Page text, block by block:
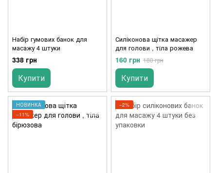
Набір гумових банок для
масажу 4 штуки
338 грн
Купити
Силіконова щітка масажер
для голови , тіла рожева
160 грн 180 грн
Купити
НОВИНКА
−11%
−2%